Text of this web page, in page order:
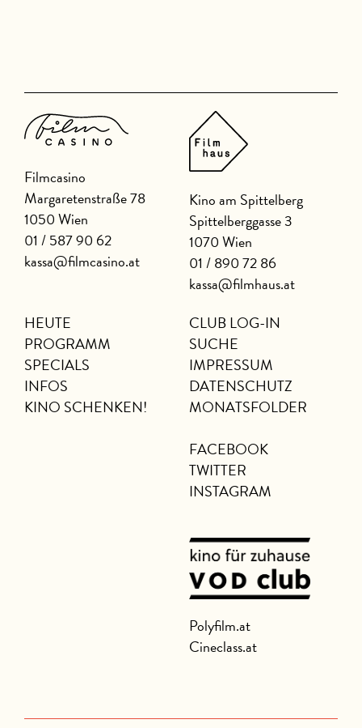
Filmcasino
Margaretenstraße 78
1050 Wien
01 / 587 90 62
kassa@filmcasino.at
Kino am Spittelberg
Spittelberggasse 3
1070 Wien
01 / 890 72 86
kassa@filmhaus.at
HEUTE
PROGRAMM
SPECIALS
INFOS
KINO SCHENKEN!
CLUB LOG-IN
SUCHE
IMPRESSUM
DATENSCHUTZ
MONATSFOLDER
FACEBOOK
TWITTER
INSTAGRAM
Polyfilm.at
Cineclass.at